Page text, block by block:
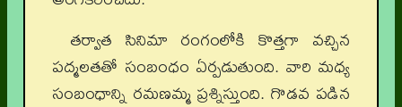
తర్వాత సినిమా రంగంలోకి కొత్తగా వచ్చిన
పద్మలతతో సంబంధం ఏర్పడుతుంది. వారి మధ్య
సంబంధాన్ని రమణమ్మ ప్రశ్నిస్తుంది. గొడవ పడిన